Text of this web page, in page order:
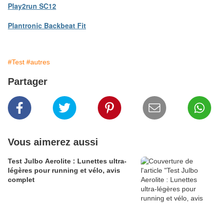
Play2run SC12
Plantronic Backbeat Fit
#Test #autres
Partager
Vous aimerez aussi
Test Julbo Aerolite : Lunettes ultra-
légères pour running et vélo, avis
complet